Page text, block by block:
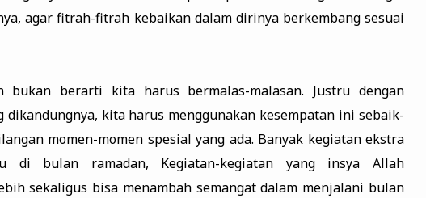
agar fitrah-fitrah kebaikan dalam dirinya berkembang sesuai
bukan berarti kita harus bermalas-malasan. Justru dengan
dikandungnya, kita harus menggunakan kesempatan ini sebaik-
momen-momen spesial yang ada. Banyak kegiatan ekstra
di bulan ramadan, Kegiatan-kegiatan yang insya Allah
sekaligus bisa menambah semangat dalam menjalani bulan